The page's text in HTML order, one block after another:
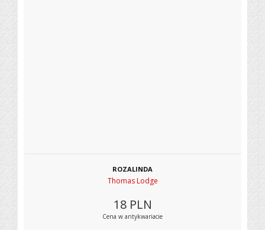
ROZALINDA
Thomas Lodge
18 PLN
Cena w antykwariacie